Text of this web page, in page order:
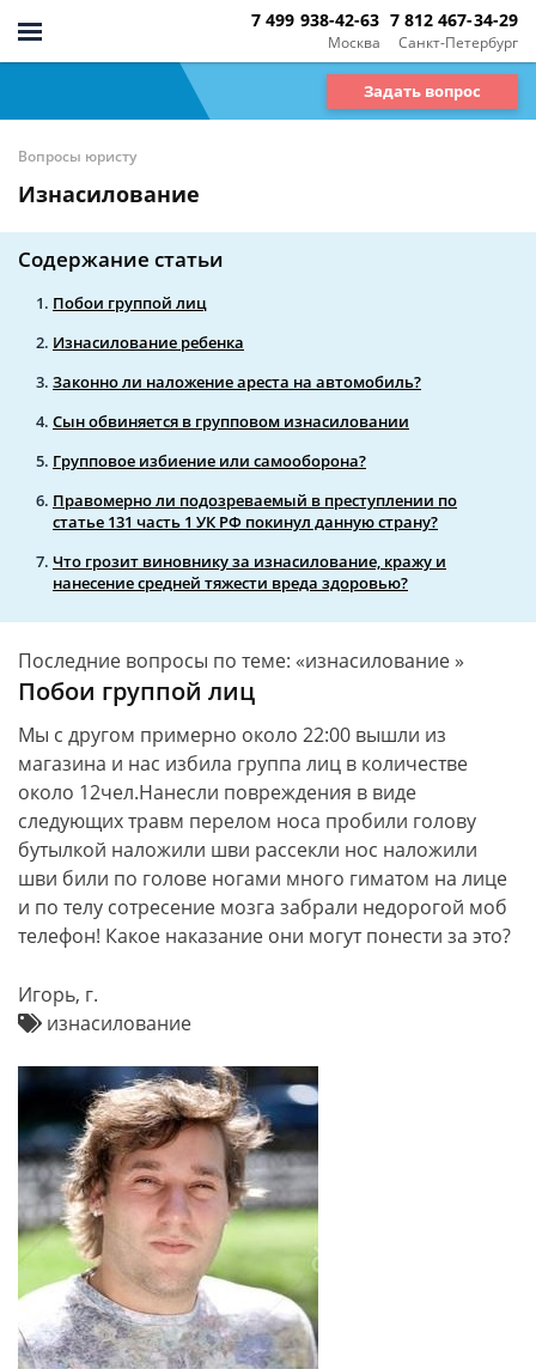
Москва
7 499 938-42-63
Санкт-Петербург
7 812 467-34-29
Задать вопрос
Вопросы юристу
Изнасилование
Содержание статьи
Побои группой лиц
Изнасилование ребенка
Законно ли наложение ареста на автомобиль?
Сын обвиняется в групповом изнасиловании
Групповое избиение или самооборона?
Правомерно ли подозреваемый в преступлении по
статье 131 часть 1 УК РФ покинул данную страну?
Что грозит виновнику за изнасилование, кражу и
нанесение средней тяжести вреда здоровью?
Последние вопросы по теме: «изнасилование »
Побои группой лиц
Мы с другом примерно около 22:00 вышли из
магазина и нас избила группа лиц в количестве
около 12чел.Нанесли повреждения в виде
следующих травм перелом носа пробили голову
бутылкой наложили шви рассекли нос наложили
шви били по голове ногами много гиматом на лице
и по телу сотресение мозга забрали недорогой моб
телефон! Какое наказание они могут понести за это?
Игорь, г.
изнасилование